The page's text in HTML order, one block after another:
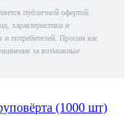
публичной офертой.
характеристики и
и потребителей. Просим вас
за возможные